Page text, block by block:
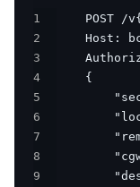
VPC CLI
常见问题
服务等级协议SLA
1
2
3
4
5
6
7
8
9